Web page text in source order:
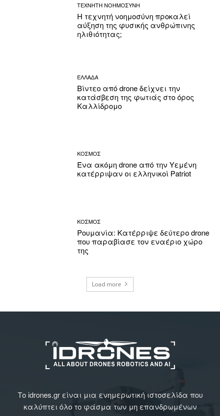
ΤΕΧΝΗΤΗ ΝΟΗΜΟΣΥΝΗ
Η τεχνητή νοημοσύνη προκαλεί
αύξηση της φυσικής ανθρώπινης
ηλιθιότητας;
ΕΛΛΑΔΑ
Βίντεο από drone δείχνει την
κατάσβεση της φωτιάς στο όρος
Καλλίδρομο
ΚΟΣΜΟΣ
Ένα ακόμη drone από την Υεμένη
κατέρριψαν οι ελληνικοί Patriot
ΚΟΣΜΟΣ
Ρουμανία: Κατέρριψε δεύτερο drone
που παραβίασε τον εναέριο χώρο
της
Load more
Το idrones.gr είναι μια ενημερωτική ιστοσελίδα που
καλύπτει όλο το φάσμα των μη επανδρωμένων